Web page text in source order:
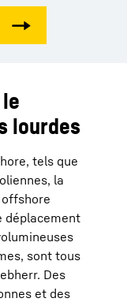
lourdes
tels que
la
déplacement
sont tous
Des
et des